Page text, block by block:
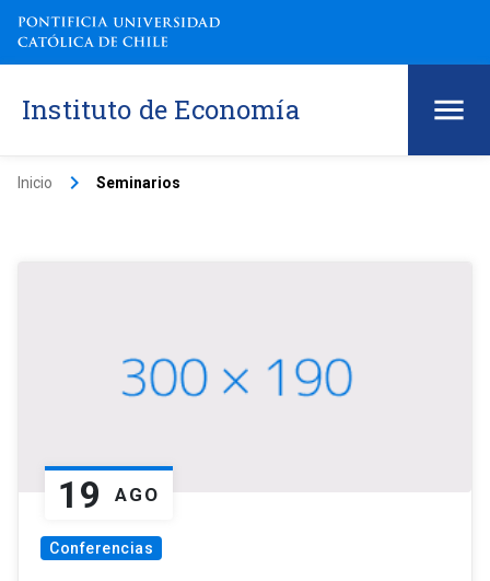
Instituto de Economía
Inicio keyboard_arrow_right Seminarios
19 AGO
Conferencias